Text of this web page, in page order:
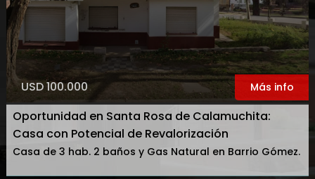
Más info
USD 100.000
Oportunidad en Santa Rosa de Calamuchita:
Casa con Potencial de Revalorización
Casa de 3 hab. 2 baños y Gas Natural en Barrio Gómez.